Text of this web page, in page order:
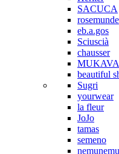
SACUCA
rosemunde
eb.a.gos
Sciuscià
chausser
MUKAVA
beautiful
Sugri
yourwear
la fleur
JoJo
tamas
semeno
nemunemu